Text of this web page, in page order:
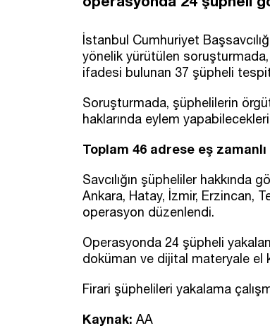
İstanbul Cumhuriyet
yönelik yürütülen
ifadesi bulunan 37 şüpheli
Soruşturmada, şüphelilerin
haklarında eylem
Toplam 46 adrese eş
Savcılığın şüpheliler hakkında
Ankara, Hatay, İzmir, Erzincan,
operasyon düzenlendi.
Operasyonda 24 şüpheli
doküman ve dijital materyale el
Firari şüphelileri yakalama
Kaynak: AA